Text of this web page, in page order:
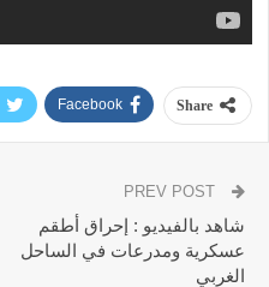
Share
Facebook
شاهد بالفيديو : إحراق أطقم
عسكرية ومدرعات في الساحل
الغربي